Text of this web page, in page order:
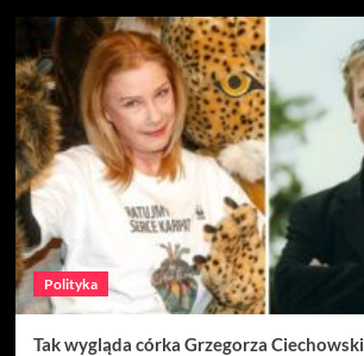
Polityka
Tak wygląda córka Grzegorza